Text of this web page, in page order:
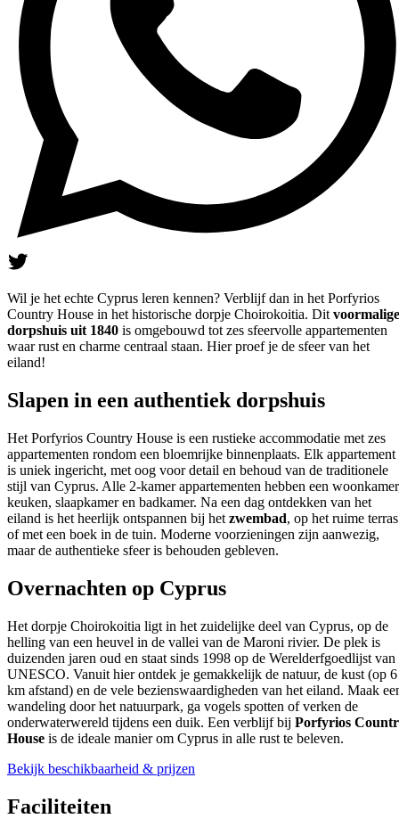
Wil je het echte Cyprus leren kennen? Verblijf dan in het Porfyrios
Country House in het historische dorpje Choirokoitia. Dit voormalige
dorpshuis uit 1840 is omgebouwd tot zes sfeervolle appartementen
waar rust en charme centraal staan. Hier proef je de sfeer van het
eiland!
Slapen in een authentiek dorpshuis
Het Porfyrios Country House is een rustieke accommodatie met zes
appartementen rondom een bloemrijke binnenplaats. Elk appartement
is uniek ingericht, met oog voor detail en behoud van de traditionele
stijl van Cyprus. Alle 2-kamer appartementen hebben een
keuken, slaapkamer en badkamer. Na een dag ontdekken van het
eiland is het heerlijk ontspannen bij het zwembad, op het ruime terras
of met een boek in de tuin. Moderne voorzieningen zijn aanwezig,
maar de authentieke sfeer is behouden gebleven.
Overnachten op Cyprus
Het dorpje Choirokoitia ligt in het zuidelijke deel van Cyprus, op de
helling van een heuvel in de vallei van de Maroni rivier. De plek is
duizenden jaren oud en staat sinds 1998 op de Werelderfgoedlijst van
UNESCO. Vanuit hier ontdek je gemakkelijk de natuur, de kust (op 6
km afstand) en de vele bezienswaardigheden van het eiland. Maak
wandeling door het natuurpark, ga vogels spotten of verken de
onderwaterwereld tijdens een duik. Een verblijf bij Porfyrios
House is de ideale manier om Cyprus in alle rust te beleven.
Bekijk beschikbaarheid & prijzen
Faciliteiten